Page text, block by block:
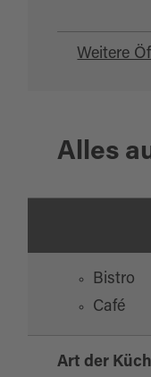
Weitere
Alles
Bistro
Café
Art der